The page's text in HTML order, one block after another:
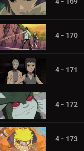
4 - 170
4 - 171
4 - 172
4 - 173